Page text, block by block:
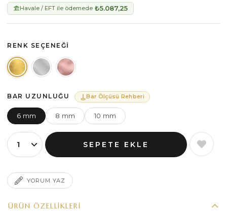
Havale / EFT ile ödemede ₺5.087,25
RENK SEÇENEĞI
BAR UZUNLUĞU Bar Ölçüsü Rehberi
6 mm 8 mm 10 mm
YORUM YAZ
ÜRÜN ÖZELLIKLERI